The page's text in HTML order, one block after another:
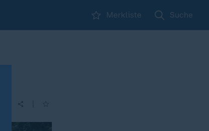
Merkliste Suche